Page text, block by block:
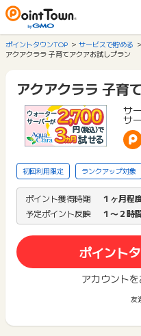
ポイントタウンTOP サービスで貯める
アクアクララ 子育てアクアお試しプラン
アクアクララ 子育
サ
サ
初回利用限定 ランクアップ対象
ポイント獲得時期
１ヶ月程
予定ポイント反映
１〜２時
ポイント
アカウント
友